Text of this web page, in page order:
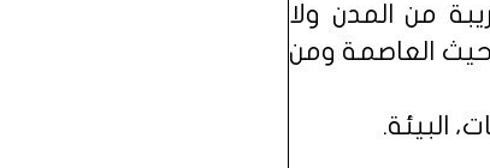
من المدن ولا
العاصمة ومن
البيئة.